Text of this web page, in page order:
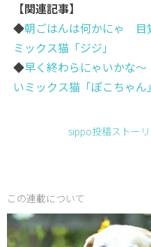
【関連記事】
◆朝ごはんは何かにゃ 目
ミックス猫「ジジ」
◆早く終わらにゃいかな
いミックス猫「ぽこちゃん」
sippo投稿ストー
この連載について